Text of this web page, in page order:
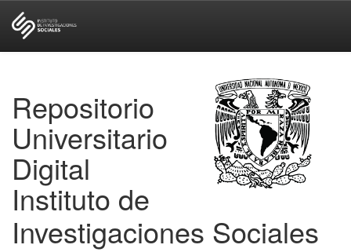
Repositorio
Universitario
Digital
Instituto de
Investigaciones Sociales